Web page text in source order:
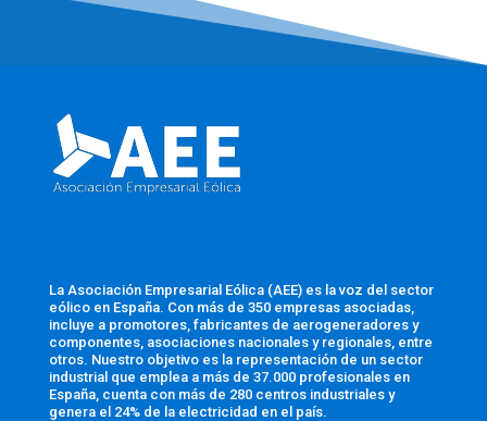
La Asociación Empresarial Eólica (AEE) es la voz del sector
eólico en España. Con más de 350 empresas asociadas,
incluye a promotores, fabricantes de aerogeneradores y
componentes, asociaciones nacionales y regionales, entre
otros. Nuestro objetivo es la representación de un sector
industrial que emplea a más de 37.000 profesionales en
España, cuenta con más de 280 centros industriales y
genera el 24% de la electricidad en el país.